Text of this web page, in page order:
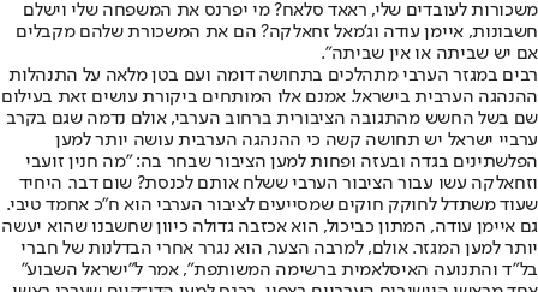
משכורות לעובדים שלי, ראאד סלאח? מי יפרנס את המשפחה שלי וישלם
חשבונות, איימן עודה וג'מאל זחאלקה? הם את המשכורת שלהם מקבלים
אם יש שביתה או אין שביתה".
רבים במגזר הערבי מתהלכים בתחושה דומה ועם בטן מלאה על התנהלות
ההנהגה הערבית בישראל. אמנם אלו המותחים ביקורת עושים זאת בעילום
שם בשל החשש מהתגובה הציבורית ברחוב הערבי, אולם נדמה שגם בקרב
ערביי ישראל יש תחושה קשה כי ההנהגה הערבית עושה יותר למען
הפלשתינים בגדה ובעזה ופחות למען הציבור שבחר בה: "מה חנין זועבי
וזחאלקה עשו עבור הציבור הערבי ששלח אותם לכנסת? שום דבר. היחיד
שעוד משתדל לחוקק חוקים שמסייעים לציבור הערבי הוא ח"כ אחמד טיבי.
גם איימן עודה, המתון כביכול, הוא אכזבה גדולה כיוון שחשבנו שהוא יעשה
יותר למען המגזר. אולם, למרבה הצער, הוא נגרר אחרי הבדלנות של חברי
בל"ד והתנועה האיסלאמית ברשימה המשותפת", אמר ל"ישראל השבוע"